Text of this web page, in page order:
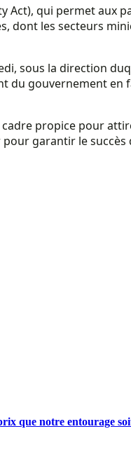
Act), qui permet aux
dont les secteurs
sous la direction
du gouvernement
cadre propice pour
garantir le succès
que notre entourage